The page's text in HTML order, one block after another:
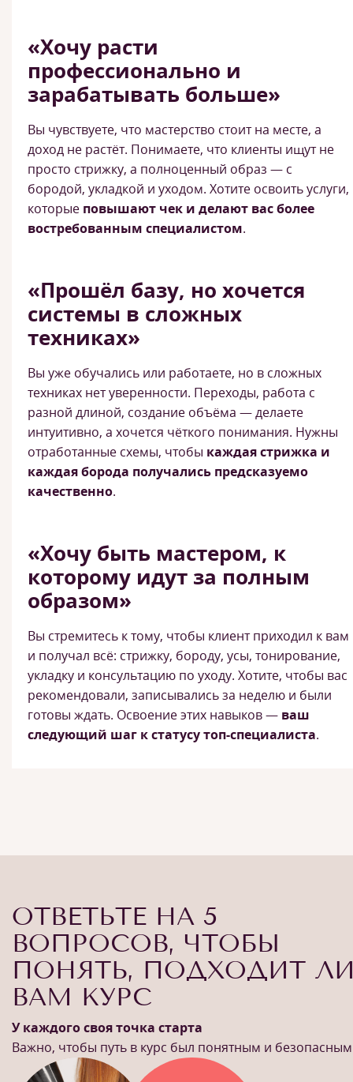
«Хочу расти
профессионально и
зарабатывать больше»
Вы чувствуете, что мастерство стоит на месте, а
доход не растёт. Понимаете, что клиенты ищут не
просто стрижку, а полноценный образ — с
бородой, укладкой и уходом. Хотите освоить услуги,
которые повышают чек и делают вас более
востребованным специалистом.
«Прошёл базу, но хочется
системы в сложных
техниках»
Вы уже обучались или работаете, но в сложных
техниках нет уверенности. Переходы, работа с
разной длиной, создание объёма — делаете
интуитивно, а хочется чёткого понимания. Нужны
отработанные схемы, чтобы каждая стрижка и
каждая борода получались предсказуемо
качественно.
«Хочу быть мастером, к
которому идут за полным
образом»
Вы стремитесь к тому, чтобы клиент приходил к вам
и получал всё: стрижку, бороду, усы, тонирование,
укладку и консультацию по уходу. Хотите, чтобы вас
рекомендовали, записывались за неделю и были
готовы ждать. Освоение этих навыков — ваш
следующий шаг к статусу топ-специалиста.
ОТВЕТЬТЕ НА 5
ВОПРОСОВ, ЧТОБЫ
ПОНЯТЬ, ПОДХОДИТ
ВАМ КУРС
У каждого своя точка старта
Важно, чтобы путь в курс был понятным и безопасным